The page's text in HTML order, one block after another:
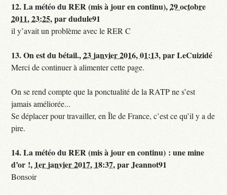
12.La météo du RER (mis à jour en continu),29 octobre
2011, 23:25,pardudule91
il y’avait un problème avec le RER C
13.On est du bétail.,23 janvier 2016, 01:13,parLeCuizidé
Merci de continuer à alimenter cette page.
On se rend compte que la ponctualité de la RATP ne s’est
jamais améliorée...
Se déplacer pour travailler, en Île de France, c’est ce qu’il y a de
pire.
14.La météo du RER (mis à jour en continu) : une mine
d’or !, 1er janvier 2017, 18:37,parJeannot91
Bonsoir